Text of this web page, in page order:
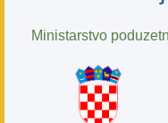
Ministarstvo